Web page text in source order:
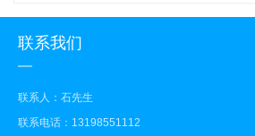
联系我们
联系人：石先生
联系电话：13198551112